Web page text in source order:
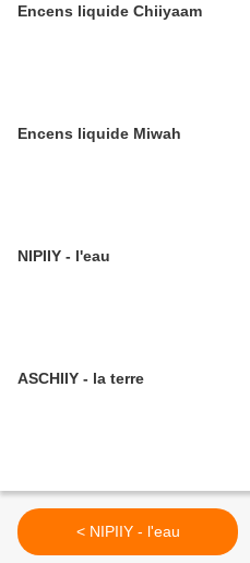
Encens liquide Chiiyaam
Encens liquide Miwah
NIPIIY - l'eau
ASCHIIY - la terre
< NIPIIY - l'eau